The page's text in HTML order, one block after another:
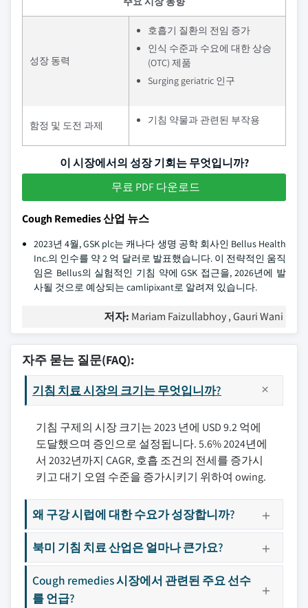
성장 동력
호흡기 질환의 전임 증가
인식 수준과 수요에 대한 상승
(OTC) 제품
Surging geriatric 인구
함정 및 도전 과제 기침 약물과 관련된 부작용
이 시장에서의 성장 기회는 무엇입니까?
무료 PDF 다운로드
Cough Remedies 산업 뉴스
2023년 4월, GSK plc는 캐나다 생명 공학 회사인 Bellus Health
Inc.의 인수를 약 2 억 달러로 발표했습니다. 이 전략적인 움직
임은 Bellus의 실험적인 기침 약에 GSK 접근을, 2026년에 발
사될 것으로 예상되는 camlipixant로 알려져 있습니다.
저자: Mariam Faizullabhoy , Gauri Wani
자주 묻는 질문(FAQ):
기침 치료 시장의 크기는 무엇입니까?
기침 구제의 시장 크기는 2023 년에 USD 9.2 억에
도달했으며 증인으로 설정됩니다. 5.6% 2024년에
서 2032년까지 CAGR, 호흡 조건의 전세를 증가시
키고 대기 오염 수준을 증가시키기 위하여 owing.
왜 구강 시럽에 대한 수요가 성장합니까?
북미 기침 치료 산업은 얼마나 큰가요?
Cough remedies 시장에서 관련된 주요 선수
를 언급?